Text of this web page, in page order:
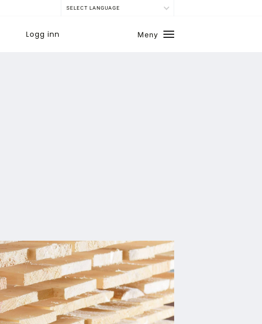
SELECT LANGUAGE
Logg inn
Meny